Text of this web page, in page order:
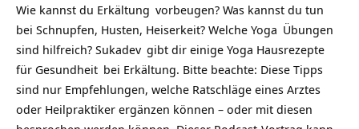
Wie kannst du Erkältung vorbeugen? Was kannst du tun
bei Schnupfen, Husten, Heiserkeit? Welche Yoga Übungen
sind hilfreich? Sukadev gibt dir einige Yoga Hausrezepte
für Gesundheit bei Erkältung. Bitte beachte: Diese Tipps
sind nur Empfehlungen, welche Ratschläge eines Arztes
oder Heilpraktiker ergänzen können – oder mit diesen